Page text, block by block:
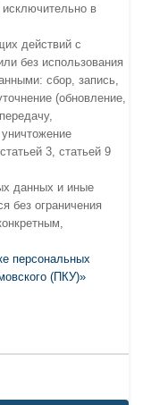
в
действий с
без использования
сбор, запись,
(обновление,
3, статьей 9
данных и иные
без ограничения
персональных
(ПКУ)»